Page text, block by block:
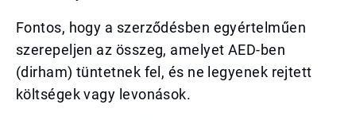
Fontos, hogy a szerződésben egyértelműen
szerepeljen az összeg, amelyet AED-ben
(dirham) tüntetnek fel, és ne legyenek rejtett
költségek vagy levonások.